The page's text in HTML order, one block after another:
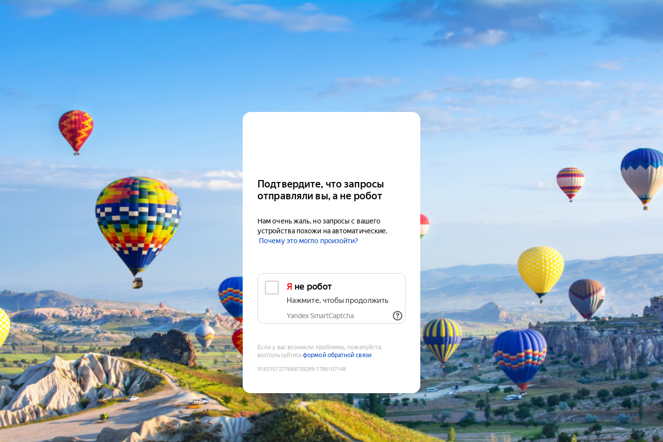
Подтвердите, что запросы
отправляли вы, а не робот
Нам очень жаль, но запросы с вашего
устройства похожи на автоматические.
Почему это могло произойти?
Я не робот
Нажмите, чтобы продолжить
Yandex SmartCaptcha
Если у вас возникли проблемы, пожалуйста,
воспользуйтесьформой обратной связи
9183157277669739289:1786107148